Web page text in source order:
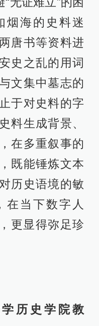
烟海的史料迷
唐书等资料进
史之乱的用词
文集中墓志的
于对史料的字
料生成背景、
在多重叙事的
既能锤炼文本
历史语境的敏
在当下数字人
更显得弥足珍
历史学院教